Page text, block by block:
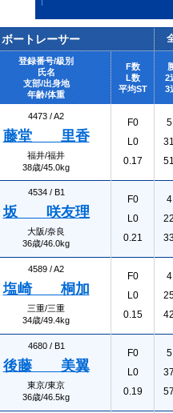
ボートレーサー
登録番号/級別
氏名
支部/出身地
年齢/体重
F数
L数
平均ST
2
3
4473 /A2
藤堂 里香
福井/福井
38歳/45.0kg
F0
L0
0.17
4534 / B1
坂 咲友理
大阪/奈良
36歳/46.0kg
F0
L0
0.21
4589 /A2
塩崎 桐加
三重/三重
34歳/49.4kg
F0
L0
0.15
4680 / B1
後藤 美翼
東京/東京
36歳/46.5kg
F0
L0
0.19